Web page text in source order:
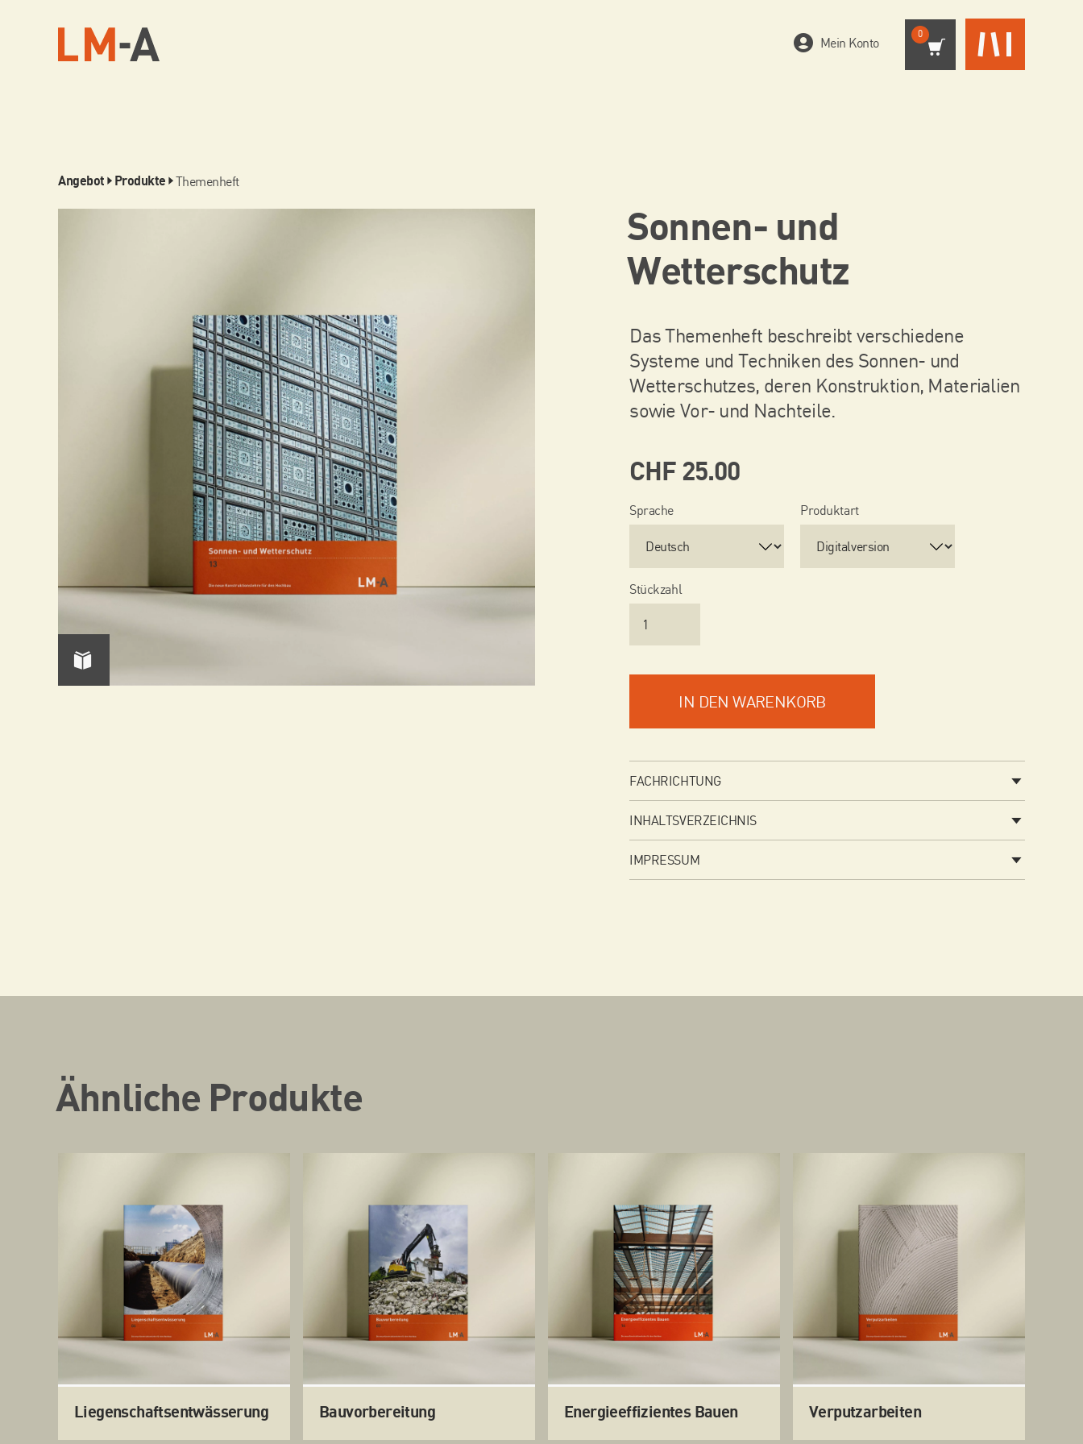
Angebot Produkte Themenheft
Sonnen- und
Wetterschutz
Das Themenheft beschreibt verschiedene
Systeme und Techniken des Sonnen- und
Wetterschutzes, deren Konstruktion, Materialien
sowie Vor- und Nachteile.
CHF 25.00
Sprache Produktart
Stückzahl
IN DEN WARENKORB
FACHRICHTUNG
INHALTSVERZEICHNIS
IMPRESSUM
Ähnliche Produkte
Liegenschaftsentwässerung Bauvorbereitung Energieeffizientes Bauen Verputzarbeiten
Mein Konto
0